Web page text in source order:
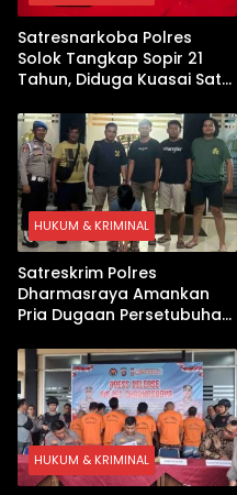
Satresnarkoba Polres
Solok Tangkap Sopir 21
Tahun, Diduga Kuasai Satu
HUKUM & KRIMINAL
Satreskrim Polres
Dharmasraya Amankan
Pria Dugaan Persetubuhan
HUKUM & KRIMINAL